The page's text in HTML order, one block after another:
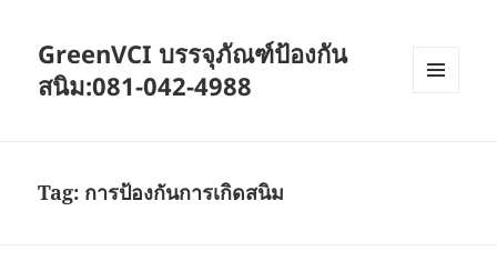
GreenVCI บรรจุภัณฑ์ป้องกัน
สนิม:081-042-4988
Tag: การป้องกันการเกิดสนิม